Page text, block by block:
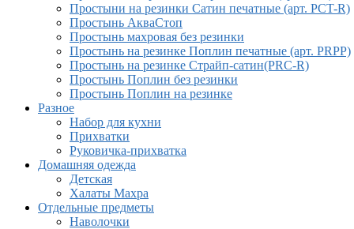
Простыни на резинки Сатин печатные (арт. PCT-R)
Простынь АкваСтоп
Простынь махровая без резинки
Простынь на резинке Поплин печатные (арт. PRPP)
Простынь на резинке Страйп-сатин(PRC-R)
Простынь Поплин без резинки
Простынь Поплин на резинке
Разное
Набор для кухни
Прихватки
Руковичка-прихватка
Домашняя одежда
Детская
Халаты Махра
Отдельные предметы
Наволочки